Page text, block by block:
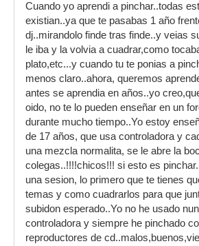
Cuando yo aprendi a pinchar..todas
existian..ya que te pasabas 1 año
dj..mirandolo finde tras finde..y veias
le iba y la volvia a cuadrar,como
plato,etc...y cuando tu te ponias a
menos claro..ahora, queremos
antes se aprendia en años..yo
oido, no te lo pueden enseñar en un
durante mucho tiempo..Yo estoy
de 17 años, que usa controladora y
una mezcla normalita, se le abre la
colegas..!!!!chicos!!! si esto es
una sesion, lo primero que te tienes
temas y como cuadrarlos para que
subidon esperado..Yo no he usado
controladora y siempre he pinchado
reproductores de